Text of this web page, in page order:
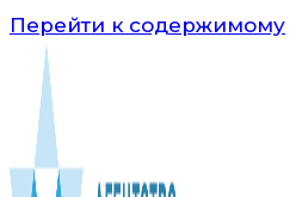
Перейти к содержимому